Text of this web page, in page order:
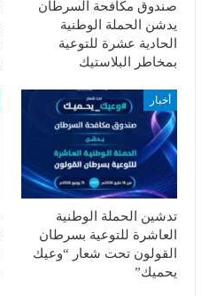
صندوق مكافحة السرطان
يدشن الحملة الوطنية
الحادية عشرة للتوعية
بمخاطر البلاستيك
أخبار
تدشين الحملة الوطنية
العاشرة للتوعية بسرطان
القولون تحت شعار “وعيك
يحميك”